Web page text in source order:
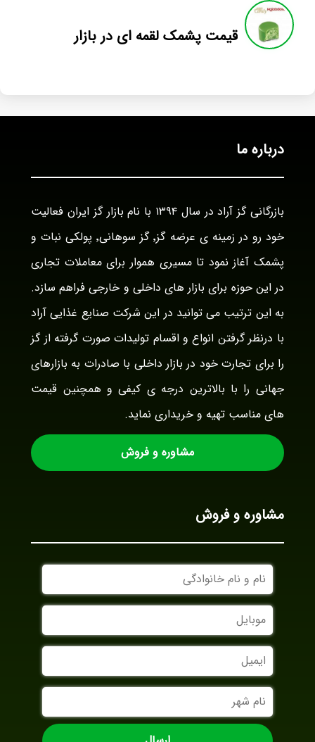
قیمت پشمک لقمه ای در بازار
درباره ما
بازرگانی گز آراد در سال ۱۳۹۴ با نام بازار گز ایران فعالیت
خود رو در زمینه ی عرضه گز٬ گز سوهانی٬ پولکی نبات و
پشمک آغاز نمود تا مسیری هموار برای معاملات تجاری
در این حوزه برای بازار های داخلی و خارجی فراهم سازد.
به این ترتیب می توانید در این شرکت صنایع غذایی آراد
با درنظر گرفتن انواع و اقسام تولیدات صورت گرفته از گز
را برای تجارت خود در بازار داخلی با صادرات به بازارهای
جهانی را با بالاترین درجه ی کیفی و همچنین قیمت
های مناسب تهیه و خریداری نماید.
مشاوره و فروش
مشاوره و فروش
نام
و
نام
خانوادگی
موبایل
ایمیل
نام
شهر